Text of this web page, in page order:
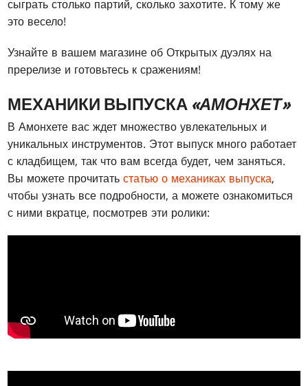
сыграть столько партий, сколько захотите. К тому же
это весело!
Узнайте в вашем магазине об Открытых дуэлях на
пререлизе и готовьтесь к сражениям!
МЕХАНИКИ ВЫПУСКА «АМОНХЕТ»
В Амонхете вас ждет множество увлекательных и
уникальных инструментов. Этот выпуск много работает
с кладбищем, так что вам всегда будет, чем заняться.
Вы можете прочитатьстатью о механиках выпуска,
чтобы узнать все подробности, а можете ознакомиться
с ними вкратце, посмотрев эти ролики: